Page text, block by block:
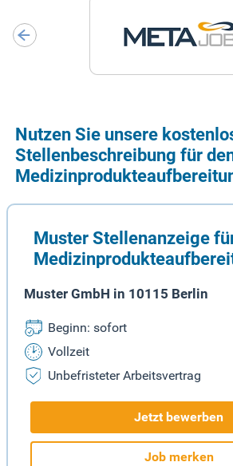
Nutzen Sie unsere
Stellenbeschreibung für
Muster Stellenanzeige
Muster GmbH in 10115 Berlin
Beginn: sofort
Vollzeit
Unbefristeter Arbeitsvertrag
Jetzt bewerben
Job merken